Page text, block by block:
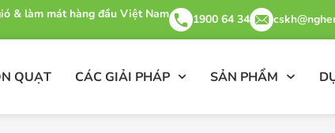
& làm mát hàng đầu Việt Nam 1900 64 34
QUẠT CÁC GIẢI PHÁP SẢN PHẨM